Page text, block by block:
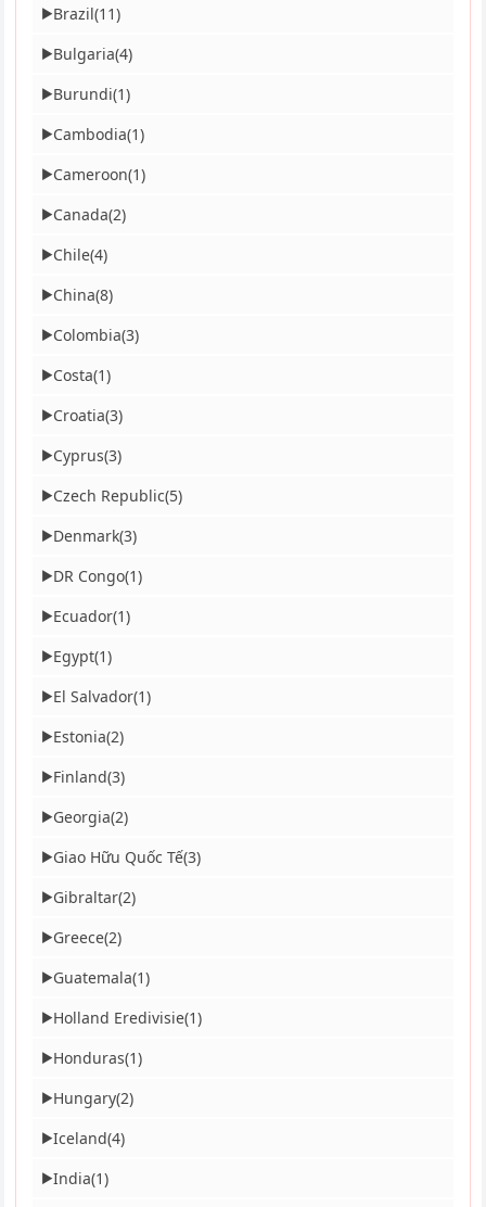
▶Brazil(11)
▶Bulgaria(4)
▶Burundi(1)
▶Cambodia(1)
▶Cameroon(1)
▶Canada(2)
▶Chile(4)
▶China(8)
▶Colombia(3)
▶Costa(1)
▶Croatia(3)
▶Cyprus(3)
▶Czech Republic(5)
▶Denmark(3)
▶DR Congo(1)
▶Ecuador(1)
▶Egypt(1)
▶El Salvador(1)
▶Estonia(2)
▶Finland(3)
▶Georgia(2)
▶Giao Hữu Quốc Tế(3)
▶Gibraltar(2)
▶Greece(2)
▶Guatemala(1)
▶Holland Eredivisie(1)
▶Honduras(1)
▶Hungary(2)
▶Iceland(4)
▶India(1)